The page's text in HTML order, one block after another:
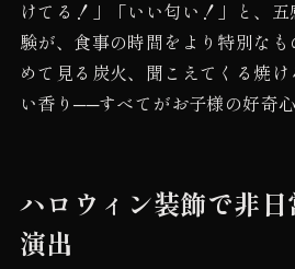
けてる！」「いい匂い！」と、
験が、食事の時間をより特別な
めて見る炭火、聞こえてくる焼
い香り──すべてがお子様の好奇
ハロウィン装飾で非
演出